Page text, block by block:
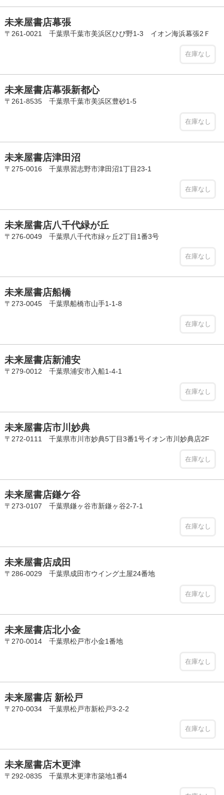
未来屋書店幕張
〒261-0021 千葉県千葉市美浜区ひび野1-3 イオン海浜幕張2Ｆ
在庫なし
未来屋書店幕張新都心
〒261-8535 千葉県千葉市美浜区豊砂1-5
在庫なし
未来屋書店津田沼
〒275-0016 千葉県習志野市津田沼1丁目23-1
在庫なし
未来屋書店八千代緑が丘
〒276-0049 千葉県八千代市緑ヶ丘2丁目1番3号
在庫なし
未来屋書店船橋
〒273-0045 千葉県船橋市山手1-1-8
在庫なし
未来屋書店新浦安
〒279-0012 千葉県浦安市入船1-4-1
在庫なし
未来屋書店市川妙典
〒272-0111 千葉県市川市妙典5丁目3番1号イオン市川妙典店2F
在庫なし
未来屋書店鎌ケ谷
〒273-0107 千葉県鎌ヶ谷市新鎌ヶ谷2-7-1
在庫なし
未来屋書店成田
〒286-0029 千葉県成田市ウイング土屋24番地
在庫なし
未来屋書店北小金
〒270-0014 千葉県松戸市小金1番地
在庫なし
未来屋書店 新松戸
〒270-0034 千葉県松戸市新松戸3-2-2
在庫なし
未来屋書店木更津
〒292-0835 千葉県木更津市築地1番4